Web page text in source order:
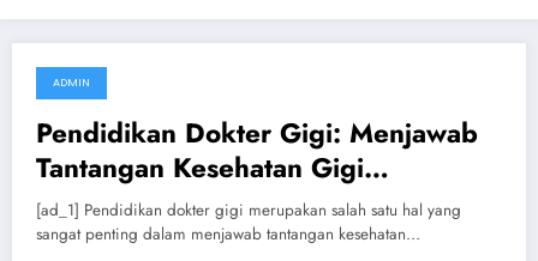
July 11, 2024
ADMIN
Pendidikan Dokter Gigi: Menjawab
Tantangan Kesehatan Gigi
Masyarakat.
[ad_1] Pendidikan dokter gigi merupakan salah satu hal yang
sangat penting dalam menjawab tantangan kesehatan…